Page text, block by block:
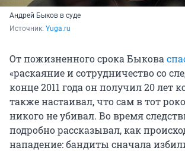
Андрей Быков в суде
Источник: Yuga.ru
От пожизненного срока Быкова
«раскаяние и сотрудничество со
конце 2011 года он получил 20 лет
также настаивал, что сам в тот
никого не убивал. Во время
подробно рассказывал, как
нападение: бандиты сначала